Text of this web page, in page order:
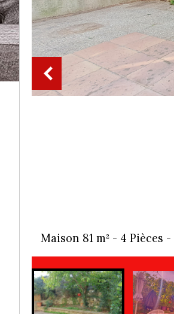
Maison 81 m² - 4 Pièces